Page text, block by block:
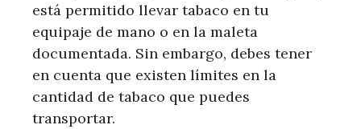
está permitido llevar tabaco en tu
equipaje de mano o en la maleta
documentada. Sin embargo, debes tener
en cuenta que existen límites en la
cantidad de tabaco que puedes
transportar.